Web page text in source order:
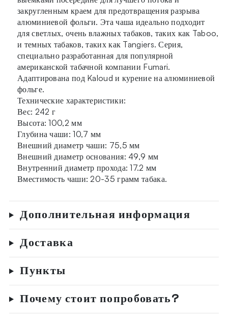
закругленным краем для предотвращения разрыва
алюминиевой фольги. Эта чаша идеально подходит
для светлых, очень влажных табаков, таких как Taboo,
и темных табаков, таких как Tangiers. Серия,
специально разработанная для популярной
американской табачной компании Fumari.
Адаптирована под Kaloud и курение на алюминиевой
фольге.
Технические характеристики:
Вес: 242 г
Высота: 100,2 мм
Глубина чаши: 10,7 мм
Внешний диаметр чаши: 75,5 мм
Внешний диаметр основания: 49,9 мм
Внутренний диаметр прохода: 17.2 мм
Вместимость чаши: 20-35 грамм табака.
Дополнительная информация
Доставка
Пункты
Почему стоит попробовать?